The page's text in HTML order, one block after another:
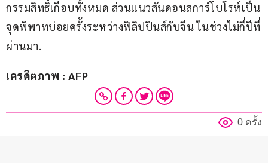
กรรมสิทธิ์เกือบทั้งหมด ส่วนแนวสันดอนสการ์โบโรห์เป็น
จุดพิพาทบ่อยครั้งระหว่างฟิลิปปินส์กับจีน ในช่วงไม่กี่ปีที่
ผ่านมา.
เครดิตภาพ : AFP
0 ครั้ง